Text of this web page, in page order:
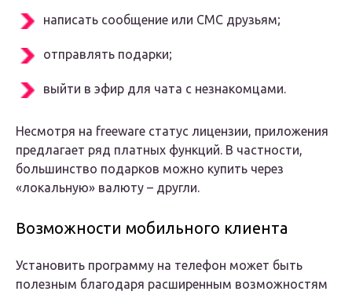
написать сообщение или СМС друзьям;
отправлять подарки;
выйти в эфир для чата с незнакомцами.
Несмотря на freeware статус лицензии, приложения
предлагает ряд платных функций. В частности,
большинство подарков можно купить через
«локальную» валюту – другли.
Возможности мобильного клиента
Установить программу на телефон может быть
полезным благодаря расширенным возможностям